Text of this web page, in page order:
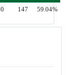
0 147 59.04%